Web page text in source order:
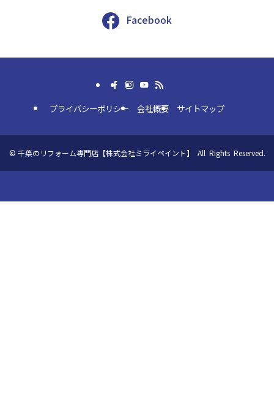
Facebook
プライバシーポリシー 会社概要 サイトマップ
© 千葉のリフォーム専門店【株式会社ミライペイント】 All Rights Reserved.